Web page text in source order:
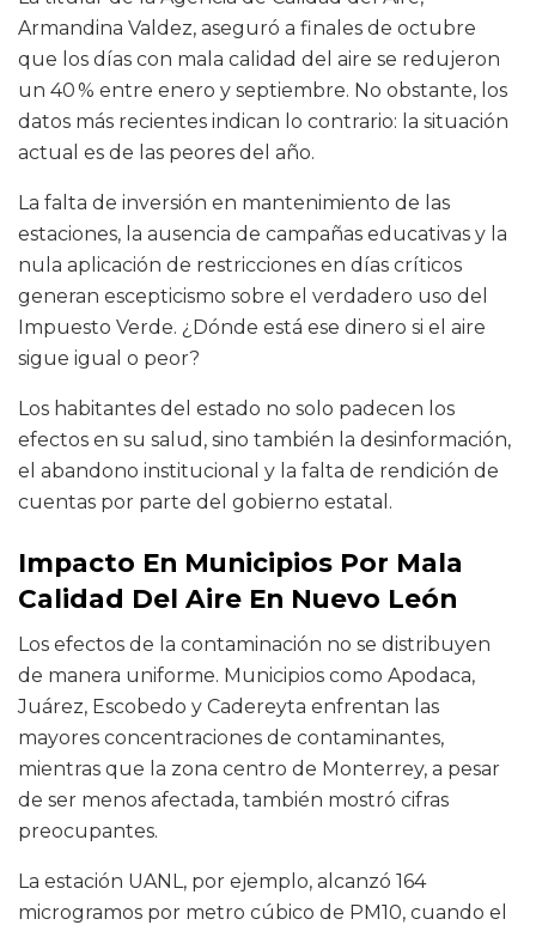
Armandina Valdez, aseguró a finales de octubre
que los días con mala calidad del aire se redujeron
un 40 % entre enero y septiembre. No obstante, los
datos más recientes indican lo contrario: la situación
actual es de las peores del año.
La falta de inversión en mantenimiento de las
estaciones, la ausencia de campañas educativas y la
nula aplicación de restricciones en días críticos
generan escepticismo sobre el verdadero uso del
Impuesto Verde. ¿Dónde está ese dinero si el aire
sigue igual o peor?
Los habitantes del estado no solo padecen los
efectos en su salud, sino también la desinformación,
el abandono institucional y la falta de rendición de
cuentas por parte del gobierno estatal.
Impacto En Municipios Por Mala
Calidad Del Aire En Nuevo León
Los efectos de la contaminación no se distribuyen
de manera uniforme. Municipios como Apodaca,
Juárez, Escobedo y Cadereyta enfrentan las
mayores concentraciones de contaminantes,
mientras que la zona centro de Monterrey, a pesar
de ser menos afectada, también mostró cifras
preocupantes.
La estación UANL, por ejemplo, alcanzó 164
microgramos por metro cúbico de PM10, cuando el